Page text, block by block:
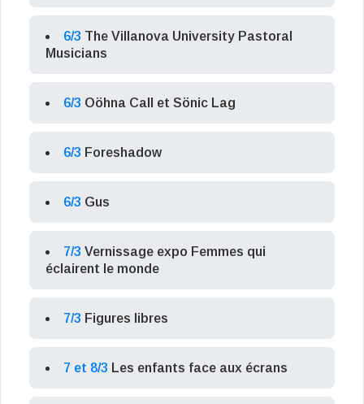
6/3 The Villanova University Pastoral
Musicians
6/3 Oöhna Call et Sönic Lag
6/3 Foreshadow
6/3 Gus
7/3 Vernissage expo Femmes qui
éclairent le monde
7/3 Figures libres
7 et 8/3 Les enfants face aux écrans